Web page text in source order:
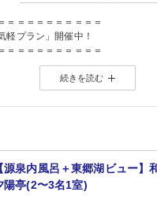
＝＝＝＝＝＝＝＝＝＝
プラン」開催中！
＝＝＝＝＝＝＝＝＝＝
朝食がついておりません。
、お気軽プライスに！
つかって心も身体もリフレッシ
＝＝＝＝＝＝＝＝＝＝＝＝＝＝＝
の味覚たっぷりのバイキング】で
作りませんか？
＝＝＝＝＝＝＝＝＝＝＝＝＝＝＝
”味わうバイキング♪／／
「鉄板焼」や「天ぷら」ほか各
メン」に、地物のサザエ・白バ
続きを読む
【源泉内風呂＋東郷湖ビュー】
陽亭(2〜3名1室)